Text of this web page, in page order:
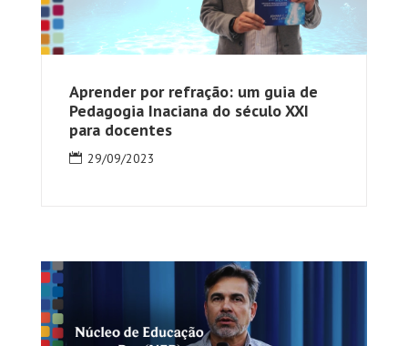
Aprender por refração: um guia de
Pedagogia Inaciana do século XXI
para docentes
29/09/2023